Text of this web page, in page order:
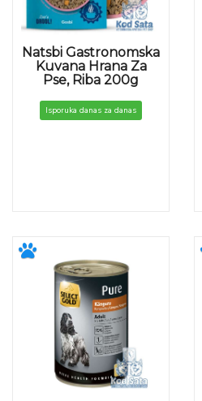
Natsbi Gastronomska
Kuvana Hrana Za
Pse, Riba 200g
Isporuka danas za danas